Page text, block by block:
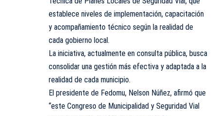
establece niveles de implementación, capacitación
y acompañamiento técnico según la realidad de
cada gobierno local.
La iniciativa, actualmente en consulta pública, busca
consolidar una gestión más efectiva y adaptada a la
realidad de cada municipio.
El presidente de Fedomu, Nelson Núñez, afirmó que
“este Congreso de Municipalidad y Seguridad Vial